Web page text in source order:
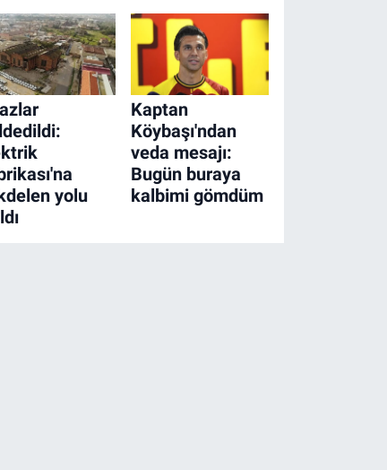
yolu
Kaptan
Köybaşı'ndan
veda mesajı:
Bugün buraya
kalbimi gömdüm